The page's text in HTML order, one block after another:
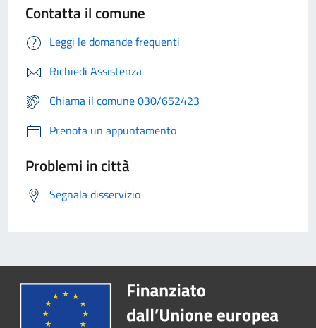
Contatta il comune
Leggi le domande frequenti
Richiedi Assistenza
Chiama il comune 030/652423
Prenota un appuntamento
Problemi in città
Segnala disservizio